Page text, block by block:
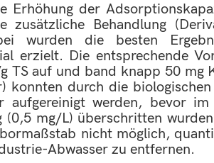
Erhöhung der
zusätzliche Behandlung
wurden die besten
erzielt. Die entsprechende
TS auf und band knapp 50 mg
konnten durch die
aufgereinigt werden, bevor
(0,5 mg/L) überschritten
nicht möglich,
Abwasser zu entfernen.